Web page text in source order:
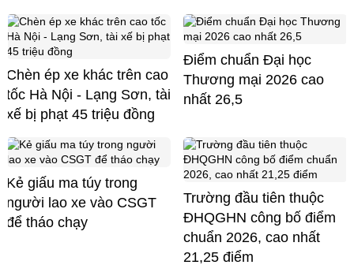
Chèn ép xe khác trên cao
tốc Hà Nội - Lạng Sơn, tài
xế bị phạt 45 triệu đồng
Điểm chuẩn Đại học
Thương mại 2026 cao
nhất 26,5
Kẻ giấu ma túy trong
người lao xe vào CSGT
để tháo chạy
Trường đầu tiên thuộc
ĐHQGHN công bố điểm
chuẩn 2026, cao nhất
21,25 điểm